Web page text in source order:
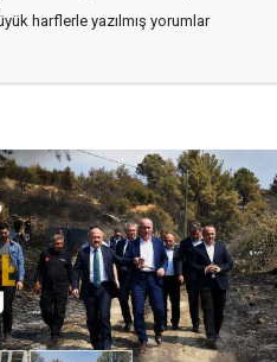
harflerle yazılmış yorumlar